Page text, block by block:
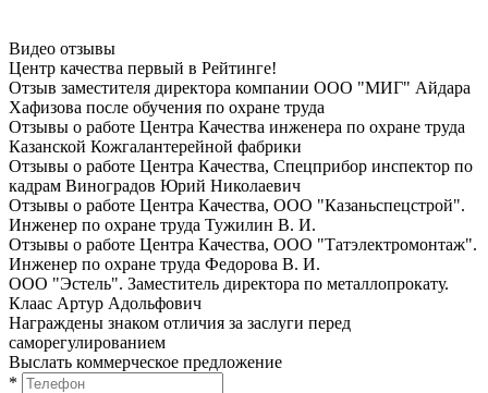
Видео отзывы
Центр качества первый в Рейтинге!
Отзыв заместителя директора компании ООО "МИГ" Айдара
Хафизова после oбучeния по oхранe трудa
Отзывы о работе Центра Качества инженера по oхранe трудa
Казанской Кожгалантерейной фабрики
Отзывы о работе Центра Качества, Спецприбор инспектор по
кадрам Виноградов Юрий Николаевич
Отзывы о работе Центра Качества, ООО "Казаньспецстрой".
Инженер по oхранe трудa Тужилин В. И.
Отзывы о работе Центра Качества, ООО "Татэлектромонтаж".
Инженер по oхранe трудa Федорова В. И.
ООО "Эстель". Заместитель директора по металлопрокату.
Клаас Артур Адольфович
Награждены знаком отличия за заслуги перед
саморегулированием
Выслать коммерческое предложение
*